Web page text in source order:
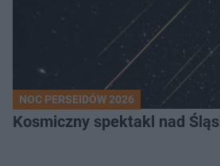
NOC PERSEIDÓW 2026
Kosmiczny spektakl nad